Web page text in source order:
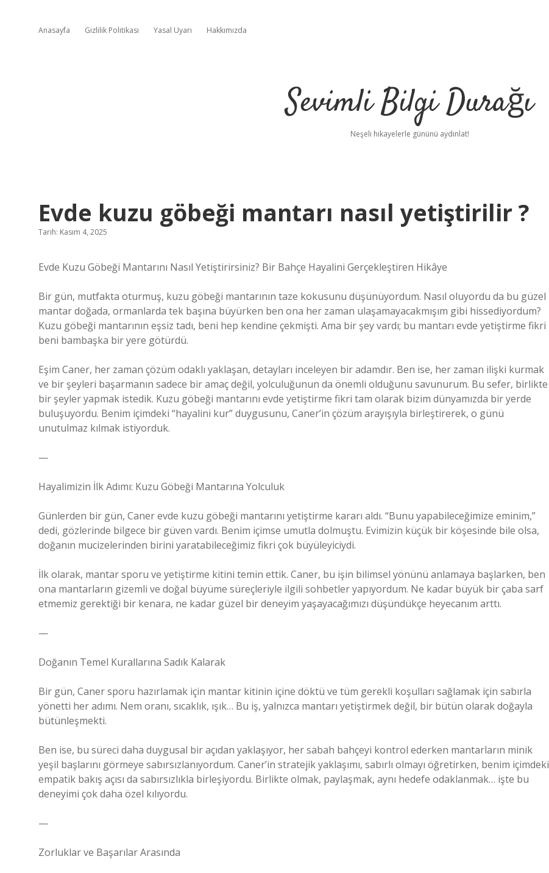
Anasayfa Gizlilik Politikası Yasal Uyarı Hakkımızda
Sevimli Bilgi Durağı
Neşeli hikayelerle gününü aydınlat!
Evde kuzu göbeği mantarı nasıl yetiştirilir ?
Tarih: Kasım 4, 2025
Evde Kuzu Göbeği Mantarını Nasıl Yetiştirirsiniz? Bir Bahçe Hayalini Gerçekleştiren Hikâye
Bir gün, mutfakta oturmuş, kuzu göbeği mantarının taze kokusunu düşünüyordum. Nasıl oluyordu da bu güzel
mantar doğada, ormanlarda tek başına büyürken ben ona her zaman ulaşamayacakmışım gibi hissediyordum?
Kuzu göbeği mantarının eşsiz tadı, beni hep kendine çekmişti. Ama bir şey vardı; bu mantarı evde yetiştirme fikri
beni bambaşka bir yere götürdü.
Eşim Caner, her zaman çözüm odaklı yaklaşan, detayları inceleyen bir adamdır. Ben ise, her zaman ilişki kurmak
ve bir şeyleri başarmanın sadece bir amaç değil, yolculuğunun da önemli olduğunu savunurum. Bu sefer, birlikte
bir şeyler yapmak istedik. Kuzu göbeği mantarını evde yetiştirme fikri tam olarak bizim dünyamızda bir yerde
buluşuyordu. Benim içimdeki “hayalini kur” duygusunu, Caner’in çözüm arayışıyla birleştirerek, o günü
unutulmaz kılmak istiyorduk.
—
Hayalimizin İlk Adımı: Kuzu Göbeği Mantarına Yolculuk
Günlerden bir gün, Caner evde kuzu göbeği mantarını yetiştirme kararı aldı. “Bunu yapabileceğimize eminim,”
dedi, gözlerinde bilgece bir güven vardı. Benim içimse umutla dolmuştu. Evimizin küçük bir köşesinde bile olsa,
doğanın mucizelerinden birini yaratabileceğimiz fikri çok büyüleyiciydi.
İlk olarak, mantar sporu ve yetiştirme kitini temin ettik. Caner, bu işin bilimsel yönünü anlamaya başlarken, ben
ona mantarların gizemli ve doğal büyüme süreçleriyle ilgili sohbetler yapıyordum. Ne kadar büyük bir çaba sarf
etmemiz gerektiği bir kenara, ne kadar güzel bir deneyim yaşayacağımızı düşündükçe heyecanım arttı.
—
Doğanın Temel Kurallarına Sadık Kalarak
Bir gün, Caner sporu hazırlamak için mantar kitinin içine döktü ve tüm gerekli koşulları sağlamak için sabırla
yönetti her adımı. Nem oranı, sıcaklık, ışık… Bu iş, yalnızca mantarı yetiştirmek değil, bir bütün olarak doğayla
bütünleşmekti.
Ben ise, bu süreci daha duygusal bir açıdan yaklaşıyor, her sabah bahçeyi kontrol ederken mantarların minik
yeşil başlarını görmeye sabırsızlanıyordum. Caner’in stratejik yaklaşımı, sabırlı olmayı öğretirken, benim içimdeki
empatik bakış açısı da sabırsızlıkla birleşiyordu. Birlikte olmak, paylaşmak, aynı hedefe odaklanmak… işte bu
deneyimi çok daha özel kılıyordu.
—
Zorluklar ve Başarılar Arasında